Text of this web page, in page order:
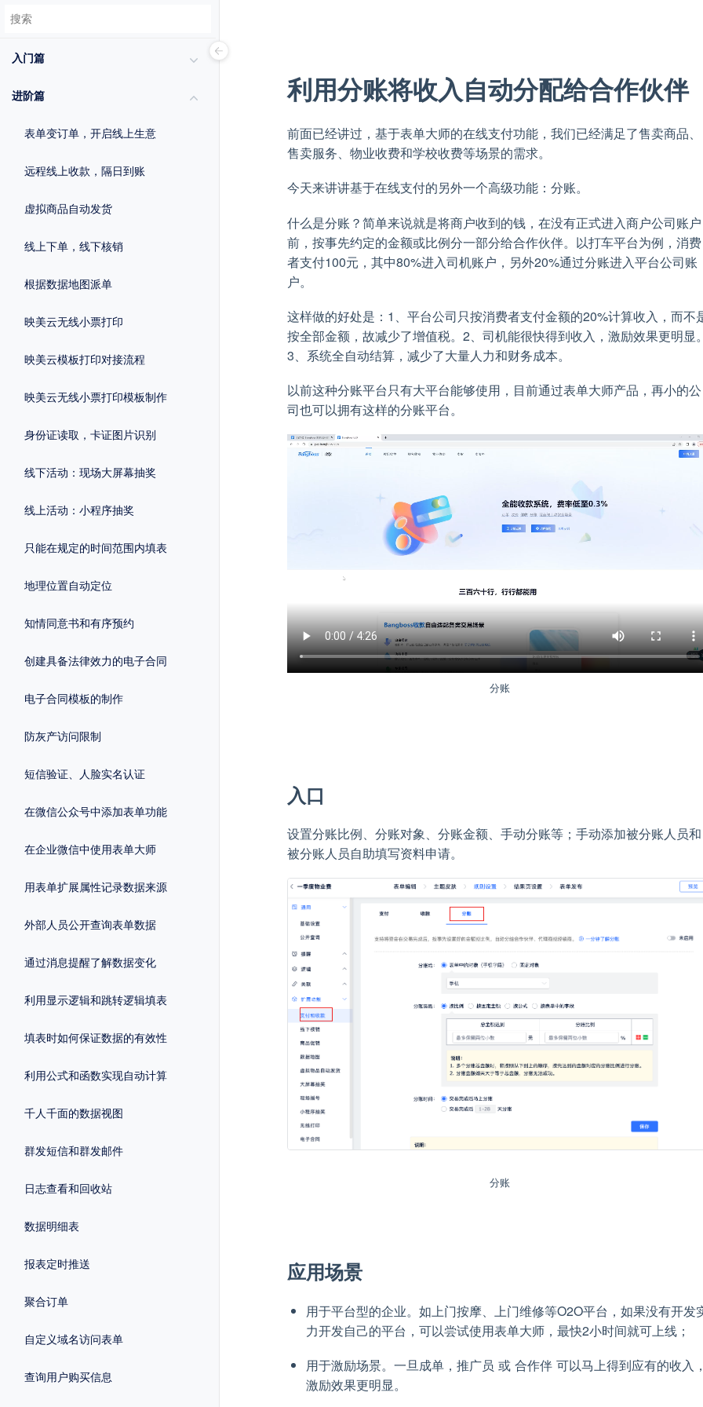
入门篇
进阶篇
表单变订单，开启线上生意
远程线上收款，隔日到账
虚拟商品自动发货
线上下单，线下核销
根据数据地图派单
映美云无线小票打印
映美云模板打印对接流程
映美云无线小票打印模板制作
身份证读取，卡证图片识别
线下活动：现场大屏幕抽奖
线上活动：小程序抽奖
只能在规定的时间范围内填表
地理位置自动定位
知情同意书和有序预约
创建具备法律效力的电子合同
电子合同模板的制作
防灰产访问限制
短信验证、人脸实名认证
在微信公众号中添加表单功能
在企业微信中使用表单大师
用表单扩展属性记录数据来源
外部人员公开查询表单数据
通过消息提醒了解数据变化
利用显示逻辑和跳转逻辑填表
填表时如何保证数据的有效性
利用公式和函数实现自动计算
千人千面的数据视图
群发短信和群发邮件
日志查看和回收站
数据明细表
报表定时推送
聚合订单
自定义域名访问表单
查询用户购买信息
利用分账将收入自动分配给合作伙伴
前面已经讲过，基于表单大师的在线支付功能，我们已经满足了售卖商品、
售卖服务、物业收费和学校收费等场景的需求。
今天来讲讲基于在线支付的另外一个高级功能：分账。
什么是分账？简单来说就是将商户收到的钱，在没有正式进入商户公司账户
前，按事先约定的金额或比例分一部分给合作伙伴。以打车平台为例，消费
者支付100元，其中80%进入司机账户，另外20%通过分账进入平台公司账
户。
这样做的好处是：1、平台公司只按消费者支付金额的20%计算收入，而不
按全部金额，故减少了增值税。2、司机能很快得到收入，激励效果更明显
3、系统全自动结算，减少了大量人力和财务成本。
以前这种分账平台只有大平台能够使用，目前通过表单大师产品，再小的公
司也可以拥有这样的分账平台。
分账
入口
设置分账比例、分账对象、分账金额、手动分账等；手动添加被分账人员和
被分账人员自助填写资料申请。
分账
应用场景
用于平台型的企业。如上门按摩、上门维修等O2O平台，如果没有开发
力开发自己的平台，可以尝试使用表单大师，最快2小时间就可上线；
用于激励场景。一旦成单，推广员 或 合作伴 可以马上得到应有的收入
激励效果更明显。